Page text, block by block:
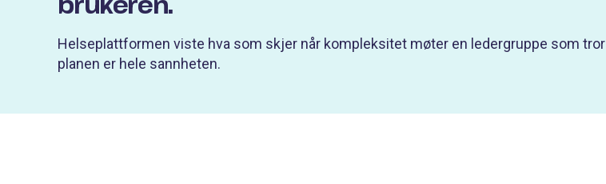
Helseplattformen viste hva som skjer når kompleksitet møter en ledergruppe som tror
planen er hele sannheten.